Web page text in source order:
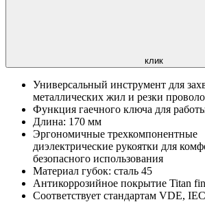
клик
Универсальный инструмент для
металлических жил и резки
Функция гаечного ключа для
Длина: 170 мм
Эргономичные трехкомпонентные
диэлектрические рукоятки для
безопасного использования
Материал губок: сталь 45
Антикоррозийное покрытие Titan
Соответствует стандартам VDE,